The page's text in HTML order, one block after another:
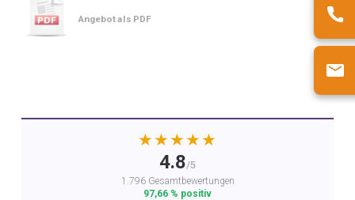
Angebot als PDF
★★★★★
4.8/5
1.796 Gesamtbewertungen
97,66 % positiv